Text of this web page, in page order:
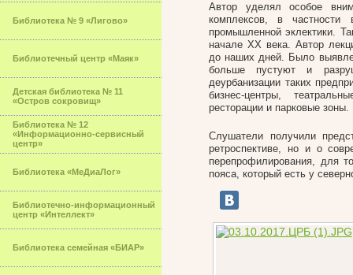
Библиотека № 9 «Лигово»
Библиотечный центр «Маяк»
Детская библиотека № 11
«Остров сокровищ»
Библиотека № 12
«Информационно-сервисный
центр»
Библиотека «МеДиаЛог»
Библиотечно-информационный
центр «Интеллект»
Библиотека семейная «БИАР»
Автор уделял особое
комплексов, в частности
промышленной эклектики.
начале XX века. Автор
до наших дней. Было
больше пустуют и
деурбанизации таких
бизнес-центры,
ресторации и парковые зоны.
Слушатели получили
ретроспективе, но и о
перепрофилирования, для
пояса, который есть у